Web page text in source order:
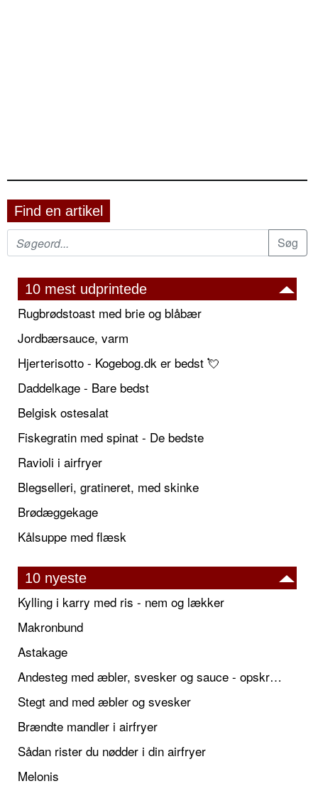
Find en artikel
10 mest udprintede
Rugbrødstoast med brie og blåbær
Jordbærsauce, varm
Hjerterisotto - Kogebog.dk er bedst 💘
Daddelkage - Bare bedst
Belgisk ostesalat
Fiskegratin med spinat - De bedste
Ravioli i airfryer
Blegselleri, gratineret, med skinke
Brødæggekage
Kålsuppe med flæsk
10 nyeste
Kylling i karry med ris - nem og lækker
Makronbund
Astakage
Andesteg med æbler, svesker og sauce - opskrift også til jul
Stegt and med æbler og svesker
Brændte mandler i airfryer
Sådan rister du nødder i din airfryer
Melonis